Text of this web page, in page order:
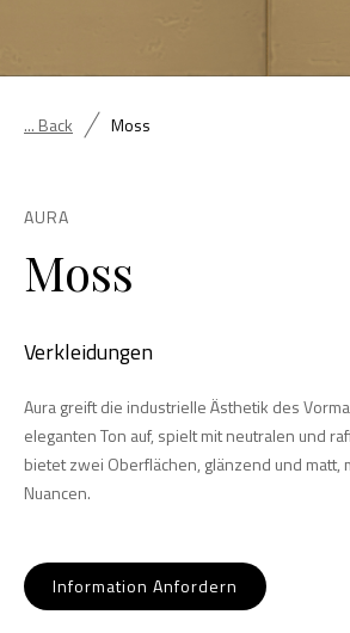
... Back Moss
AURA
Moss
Verkleidungen
Aura greift die industrielle Ästhetik des
eleganten Ton auf, spielt mit neutralen und
bietet zwei Oberflächen, glänzend und matt,
Nuancen.
Information Anfordern